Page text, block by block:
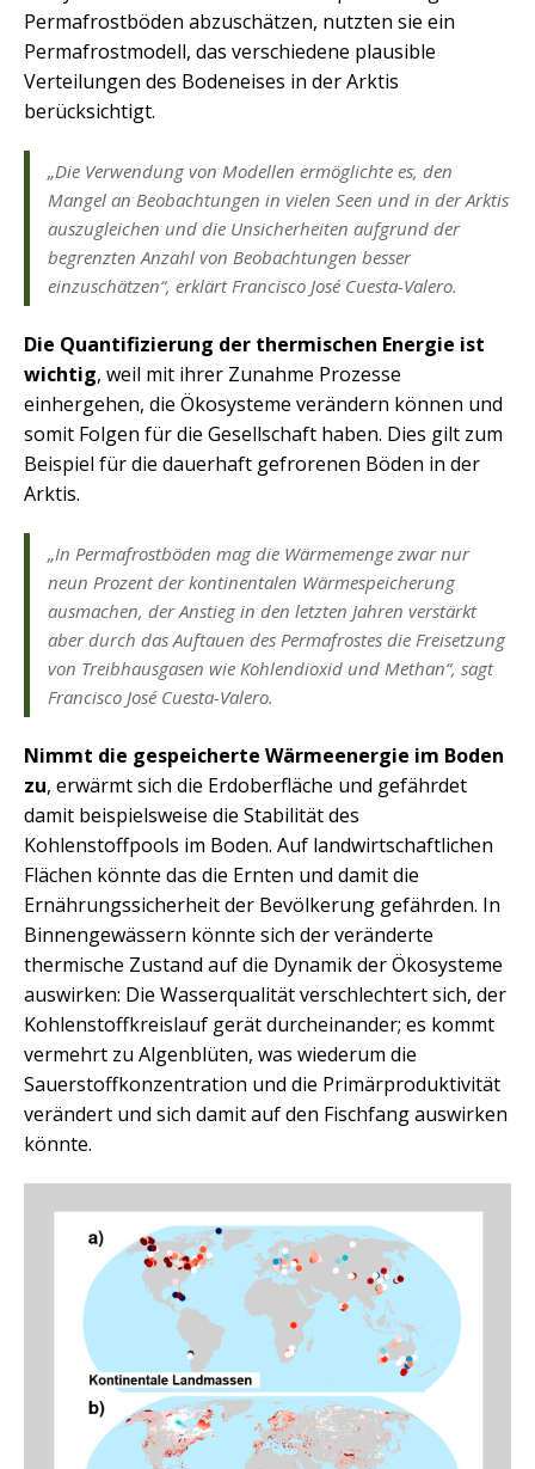
Permafrostböden abzuschätzen, nutzten sie ein
Permafrostmodell, das verschiedene plausible
Verteilungen des Bodeneises in der Arktis
berücksichtigt.
„Die Verwendung von Modellen ermöglichte es, den
Mangel an Beobachtungen in vielen Seen und in der Arktis
auszugleichen und die Unsicherheiten aufgrund der
begrenzten Anzahl von Beobachtungen besser
einzuschätzen“, erklärt Francisco José Cuesta-Valero.
Die Quantifizierung der thermischen Energie ist
wichtig, weil mit ihrer Zunahme Prozesse
einhergehen, die Ökosysteme verändern können und
somit Folgen für die Gesellschaft haben. Dies gilt zum
Beispiel für die dauerhaft gefrorenen Böden in der
Arktis.
„In Permafrostböden mag die Wärmemenge zwar nur
neun Prozent der kontinentalen Wärmespeicherung
ausmachen, der Anstieg in den letzten Jahren verstärkt
aber durch das Auftauen des Permafrostes die Freisetzung
von Treibhausgasen wie Kohlendioxid und Methan“, sagt
Francisco José Cuesta-Valero.
Nimmt die gespeicherte Wärmeenergie im Boden
zu, erwärmt sich die Erdoberfläche und gefährdet
damit beispielsweise die Stabilität des
Kohlenstoffpools im Boden. Auf landwirtschaftlichen
Flächen könnte das die Ernten und damit die
Ernährungssicherheit der Bevölkerung gefährden. In
Binnengewässern könnte sich der veränderte
thermische Zustand auf die Dynamik der Ökosysteme
auswirken: Die Wasserqualität verschlechtert sich, der
Kohlenstoffkreislauf gerät durcheinander; es kommt
vermehrt zu Algenblüten, was wiederum die
Sauerstoffkonzentration und die Primärproduktivität
verändert und sich damit auf den Fischfang auswirken
könnte.